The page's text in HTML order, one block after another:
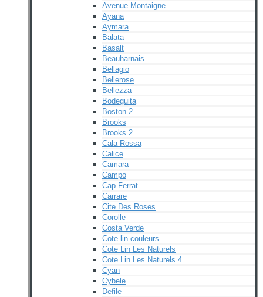
Avenue Montaigne
Ayana
Aymara
Balata
Basalt
Beauharnais
Bellagio
Bellerose
Bellezza
Bodeguita
Boston 2
Brooks
Brooks 2
Cala Rossa
Calice
Camara
Campo
Cap Ferrat
Carrare
Cite Des Roses
Corolle
Costa Verde
Cote lin couleurs
Cote Lin Les Naturels
Cote Lin Les Naturels 4
Cyan
Cybele
Defile